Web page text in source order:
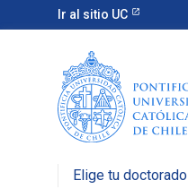
Ir al sitio UC
Elige tu doctorado